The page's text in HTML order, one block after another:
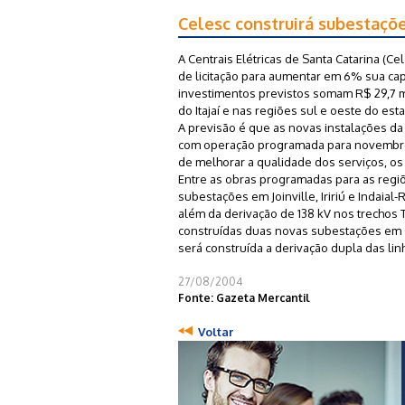
Celesc construirá
A Centrais Elétricas de Santa Catarina
de licitação para aumentar em 6% sua
investimentos previstos somam R$ 29,7
do Itajaí e nas regiões sul e oeste do
A previsão é que as novas instalações
com operação programada para
de melhorar a qualidade dos serviços,
Entre as obras programadas para as
subestações em Joinville, Iririú e Indaial-
além da derivação de 138 kV nos
construídas duas novas subestações
será construída a derivação dupla das
27/08/2004
Fonte: Gazeta Mercantil
Voltar